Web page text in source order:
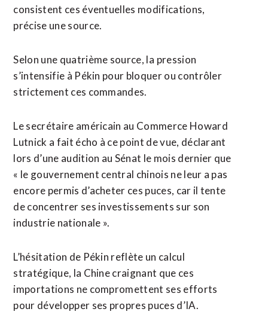
consistent ces éventuelles modifications,
précise une source.
Selon une quatrième source, la ⁠pression
s’intensifie à Pékin pour bloquer ou contrôler
strictement ces commandes.
Le secrétaire américain au Commerce Howard
Lutnick a fait écho ​à ce point de vue, ​déclarant
lors d’une audition au Sénat le mois dernier que
« le gouvernement central chinois ne leur a pas
encore permis d’acheter ces puces, car il tente
de concentrer ses investissements sur ​son
industrie nationale ».
L’hésitation de Pékin reflète un calcul
stratégique, la Chine craignant que ces
importations ne compromettent ses efforts
pour développer ses propres puces d’IA.